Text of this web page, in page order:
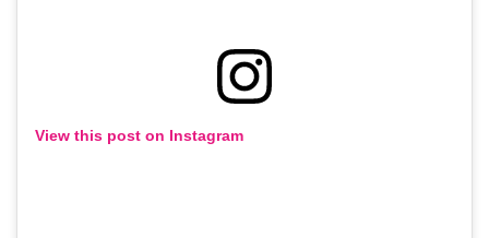
View this post on Instagram